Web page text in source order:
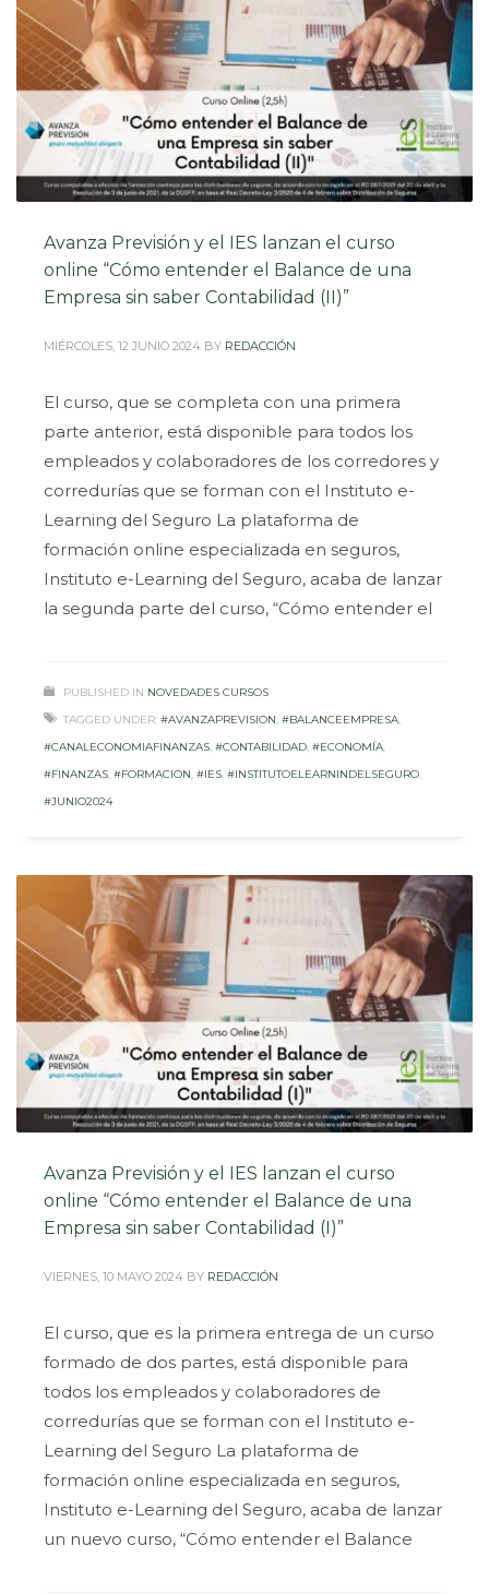
Avanza Previsión y el IES lanzan el curso
online “Cómo entender el Balance de una
Empresa sin saber Contabilidad (II)”
MIÉRCOLES, 12 JUNIO 2024 BY REDACCIÓN
El curso, que se completa con una primera
parte anterior, está disponible para todos los
empleados y colaboradores de los corredores y
corredurías que se forman con el Instituto e-
Learning del Seguro La plataforma de
formación online especializada en seguros,
Instituto e-Learning del Seguro, acaba de lanzar
la segunda parte del curso, “Cómo entender el
PUBLISHED IN NOVEDADES CURSOS
TAGGED UNDER: #AVANZAPREVISION, #BALANCEEMPRESA,
#CANALECONOMIAFINANZAS, #CONTABILIDAD, #ECONOMÍA,
#FINANZAS, #FORMACION, #IES, #INSTITUTOELEARNINDELSEGURO,
#JUNIO2024
Avanza Previsión y el IES lanzan el curso
online “Cómo entender el Balance de una
Empresa sin saber Contabilidad (I)”
VIERNES, 10 MAYO 2024 BY REDACCIÓN
El curso, que es la primera entrega de un curso
formado de dos partes, está disponible para
todos los empleados y colaboradores de
corredurías que se forman con el Instituto e-
Learning del Seguro La plataforma de
formación online especializada en seguros,
Instituto e-Learning del Seguro, acaba de lanzar
un nuevo curso, “Cómo entender el Balance